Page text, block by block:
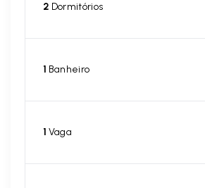
2 Dormitórios
1 Banheiro
1 Vaga